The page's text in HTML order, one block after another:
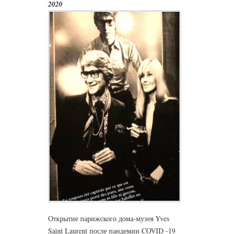
2020
Открытие парижского дома-музея Yves
Saint Laurent после пандемии COVID -19